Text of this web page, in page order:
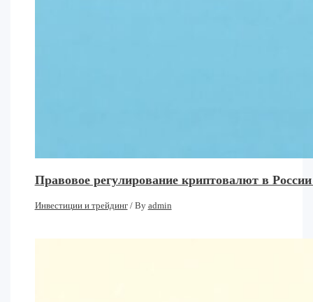
Правовое регулирование криптовалют в
Инвестиции и трейдинг/ By admin